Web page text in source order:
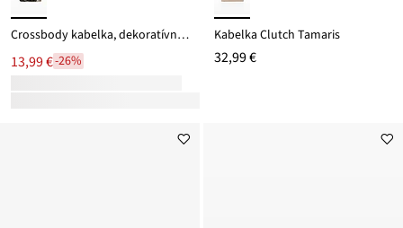
Crossbody kabelka, dekoratívne prešívaná
13,99 €-26%
Kabelka Clutch Tamaris
32,99 €